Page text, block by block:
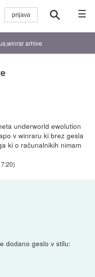
☰
arhive
underworld ewolution
v winraru ki brez gesla
ki o računalnikih nimam
)
dodano geslo v stilu: